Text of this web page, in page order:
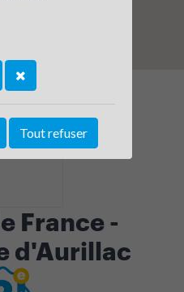
France -
d'Aurillac
Tout refuser